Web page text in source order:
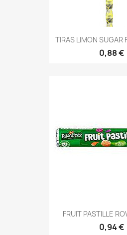
TIRAS LIMON SUGAR
0,88 €
FRUIT PASTILLE
0,94 €